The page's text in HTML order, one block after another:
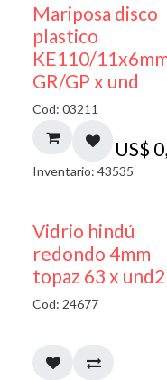
Mariposa disco
plastico
KE110/
GR/GP x und
Cod: 03211
US$
Inventario: 43535
40% DESCUENTO
Vidrio hindú
redondo 4mm
topaz 63 x und2
Cod: 24677